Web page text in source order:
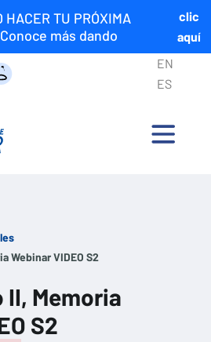
HACER TU PRÓXIMA
Conoce más dando
clic
aquí
EN
ES
Webinar VIDEO S2
II, Memoria
S2